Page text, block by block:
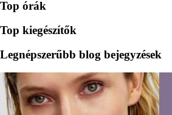
Top órák
Top kiegészítők
Legnépszerűbb blog bejegyzések